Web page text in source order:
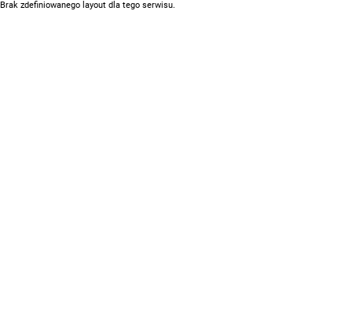
Brak zdefiniowanego layout dla tego serwisu.